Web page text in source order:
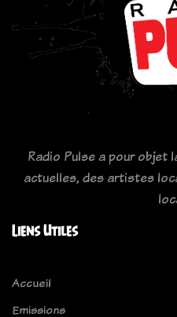
Radio Pulse a pour objet
actuelles, des artistes
Liens Utiles
Accueil
Emissions